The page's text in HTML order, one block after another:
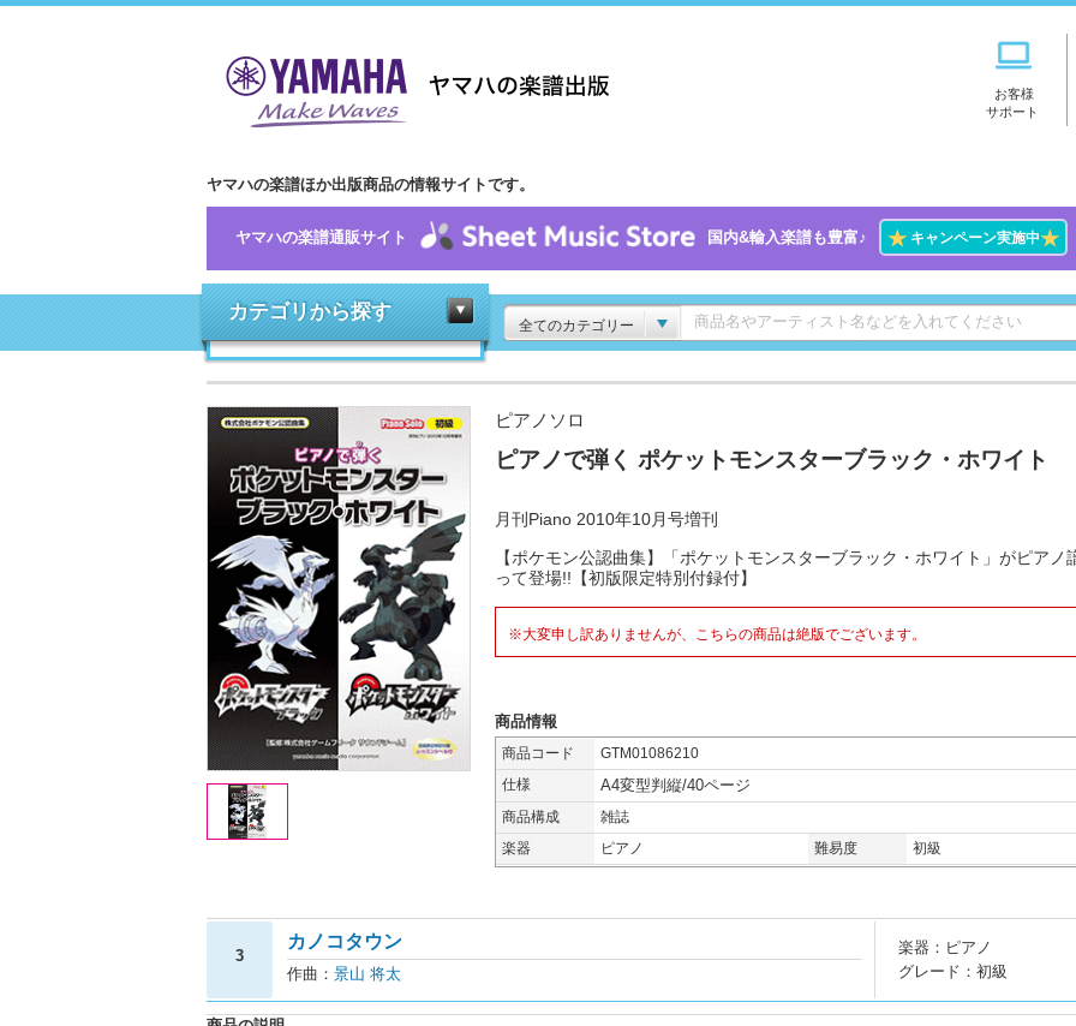
お客様
サポート
ヤマハの楽譜ほか出版商品の情報サイトです。
ヤマハの楽譜通販サイト 国内&輸入楽譜も豊富♪ ★キャンペーン実施中★
カテゴリから探す
全てのカテゴリー
ピアノソロ
ピアノで弾く ポケットモンスターブラック・ホワイト
月刊Piano 2010年10月号増刊
【ポケモン公認曲集】「ポケットモンスターブラック・ホワイト」がピアノ
って登場!!【初版限定特別付録付】
※大変申し訳ありませんが、こちらの商品は絶版でございます。
商品情報
商品コード
GTM01086210
仕様
A4変型判縦/40ページ
商品構成
雑誌
楽器
ピアノ 難易度 初級
3
カノコタウン
作曲： 景山 将太
楽器：ピアノ
グレード：初級